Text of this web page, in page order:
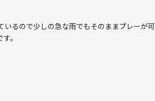
るので少しの急な雨でもそのままプレーが可
。